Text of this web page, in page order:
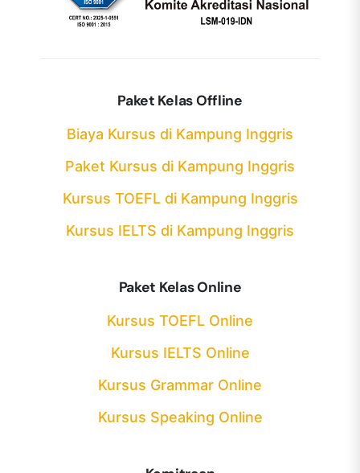
Paket Kelas Offline
Biaya Kursus di Kampung Inggris
Paket Kursus di Kampung Inggris
Kursus TOEFL di Kampung Inggris
Kursus IELTS di Kampung Inggris
Paket Kelas Online
Kursus TOEFL Online
Kursus IELTS Online
Kursus Grammar Online
Kursus Speaking Online